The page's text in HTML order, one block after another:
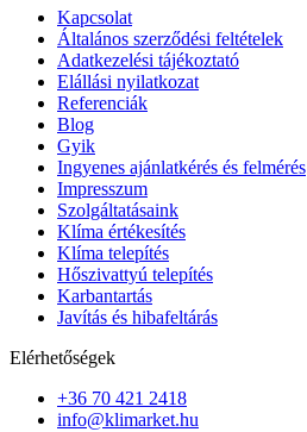
Kapcsolat
Általános szerződési feltételek
Adatkezelési tájékoztató
Elállási nyilatkozat
Referenciák
Blog
Gyik
Ingyenes ajánlatkérés és felmérés
Impresszum
Szolgáltatásaink
Klíma értékesítés
Klíma telepítés
Hőszivattyú telepítés
Karbantartás
Javítás és hibafeltárás
Elérhetőségek
+36 70 421 2418
info@klimarket.hu